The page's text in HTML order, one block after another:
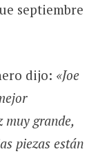
septiembre
dijo: «Joe
muy grande,
piezas están